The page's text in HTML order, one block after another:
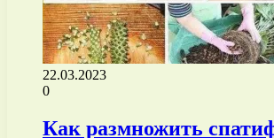
22.03.2023
0
Как размножить